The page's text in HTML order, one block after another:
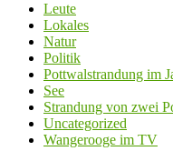
Leute
Lokales
Natur
Politik
Pottwalstrandung im
See
Strandung von zwei
Uncategorized
Wangerooge im TV